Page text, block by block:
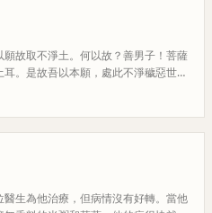
故取不淨土。何以故？善男子！菩薩
。是故吾以本願，處此不淨穢惡世
生為他治療，但病情沒有好轉。當他